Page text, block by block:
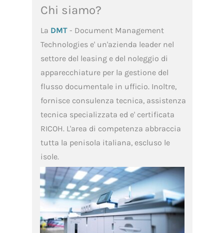
Chi siamo?
La DMT - Document Management
Technologies e' un'azienda leader nel
settore del leasing e del noleggio di
apparecchiature per la gestione del
flusso documentale in ufficio. Inoltre,
fornisce consulenza tecnica, assistenza
tecnica specializzata ed e' certificata
RICOH. L'area di competenza abbraccia
tutta la penisola italiana, escluso le
isole.